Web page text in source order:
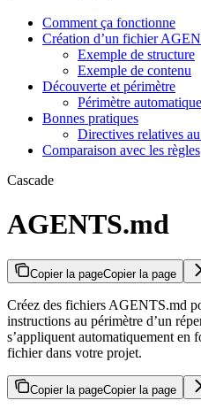
Comment ça fonctionne
Création d’un fichier
Exemple de structure
Exemple de contenu
Découverte et périmètre
Périmètre automatique
Bonnes pratiques
Directives relatives
Comparaison avec les règles
Cascade
AGENTS.md
Copier la pageCopier la page
Créez des fichiers AGENTS.md
instructions au périmètre d’un
s’appliquent automatiquement en
fichier dans votre projet.
Copier la pageCopier la page